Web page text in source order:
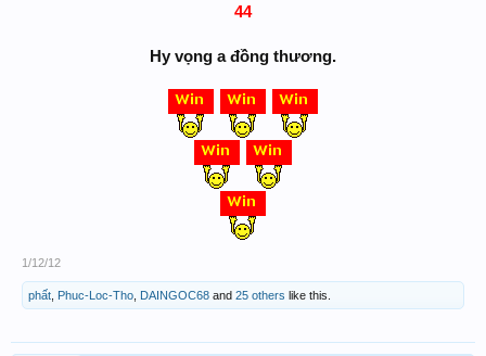
44
Hy vọng a đồng thương.
1/12/12
phất Phuc-Loc-Tho DAINGOC68 and 25 others like this.